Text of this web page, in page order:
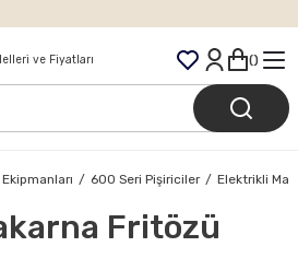
Kargo
600 Seri Pişiriciler Elektrikli
Fritözü